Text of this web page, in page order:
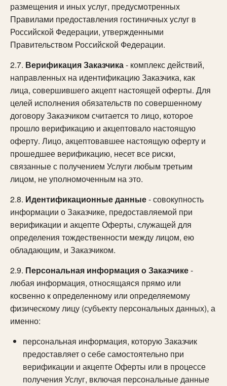
размещения и иных услуг, предусмотренных
Правилами предоставления гостиничных услуг в
Российской Федерации, утвержденными
Правительством Российской Федерации.
2.7. Верификация Заказчика- комплекс действий,
направленных на идентификацию Заказчика, как
лица, совершившего акцепт настоящей оферты. Для
целей исполнения обязательств по совершенному
договору Заказчиком считается то лицо, которое
прошло верификацию и акцептовало настоящую
оферту. Лицо, акцептовавшее настоящую оферту и
прошедшее верификацию, несет все риски,
связанные с получением Услуги любым третьим
лицом, не уполномоченным на это.
2.8. Идентификационные данные- совокупность
информации о Заказчике, предоставляемой при
верификации и акцепте Оферты, служащей для
определения тождественности между лицом, ею
обладающим, и Заказчиком.
2.9. Персональная информация о Заказчике-
любая информация, относящаяся прямо или
косвенно к определенному или определяемому
физическому лицу (субъекту персональных данных), а
именно:
персональная информация, которую Заказчик
предоставляет о себе самостоятельно при
верификации и акцепте Оферты или в процессе
получения Услуг, включая персональные данные